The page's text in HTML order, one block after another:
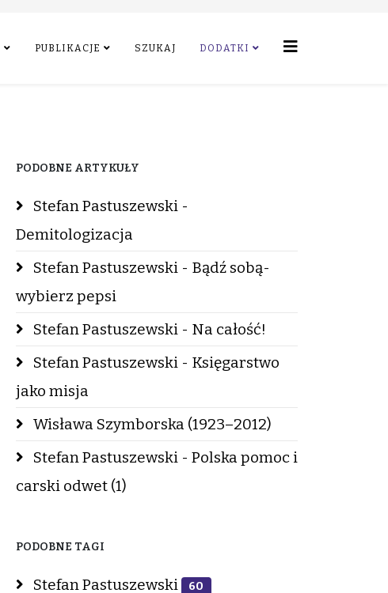
PUBLIKACJE SZUKAJ DODATKI
PODOBNE ARTYKUŁY
Stefan Pastuszewski -
Demitologizacja
Stefan Pastuszewski - Bądź sobą-
wybierz pepsi
Stefan Pastuszewski - Na całość!
Stefan Pastuszewski - Księgarstwo
jako misja
Wisława Szymborska (1923–2012)
Stefan Pastuszewski - Polska pomoc i
carski odwet (1)
PODOBNE TAGI
Stefan Pastuszewski 60